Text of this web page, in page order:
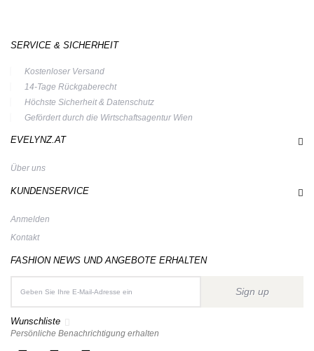
SERVICE & SICHERHEIT
Kostenloser Versand
14-Tage Rückgaberecht
Höchste Sicherheit & Datenschutz
Gefördert durch die Wirtschaftsagentur Wien
EVELYNZ.AT
Über uns
KUNDENSERVICE
Anmelden
Kontakt
FASHION NEWS UND ANGEBOTE ERHALTEN
Sign up
Wunschliste
Persönliche Benachrichtigung erhalten